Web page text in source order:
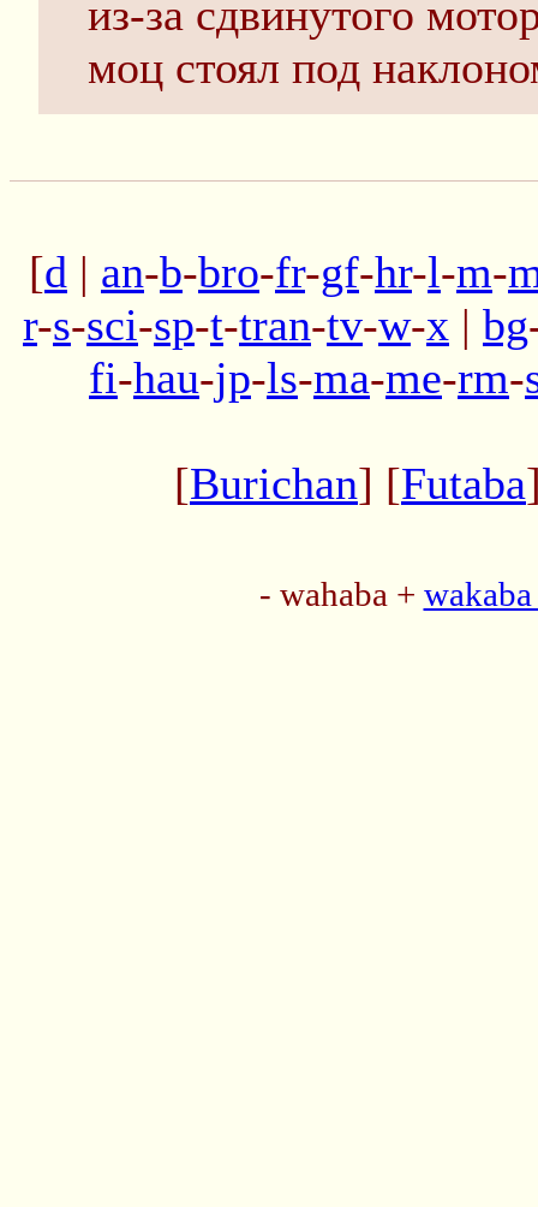
из-за сдвинутого
моц стоял под
[d | an-b-bro-fr-gf-hr-l-m-
r-s-sci-sp-t-tran-tv-w-x | bg
fi-hau-jp-ls-ma-me-rm-
[Burichan] [Futaba
- wahaba +